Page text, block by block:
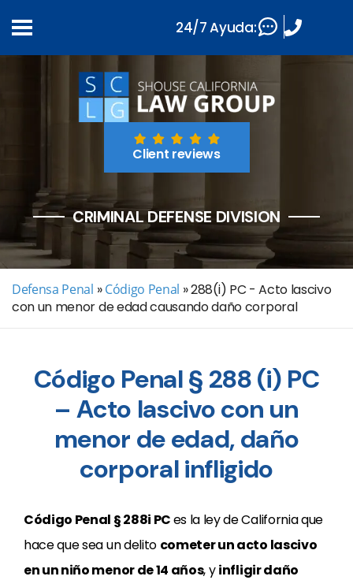
Client reviews
CRIMINAL DEFENSE DIVISION
Defensa Penal » Código Penal »288(i) PC - Acto lascivo
con un menor de edad causando daño corporal
Código Penal § 288 (i) PC
– Acto lascivo con un
menor de edad, daño
corporal infligido
Código Penal § 288i PCes la ley de California que
hace que sea un delito cometer un acto lascivo
en un niño menor de 14 años, yinfligir daño
24/7 Ayuda: